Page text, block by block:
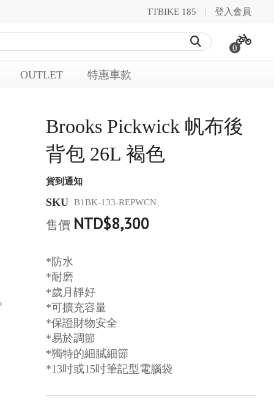
TTBIKE 185 登入會員
0
OUTLET 特惠車款
Brooks Pickwick 帆布後
背包 26L 褐色
貨到通知
SKU B1BK-133-REPWCN
售價 NTD$8,300
*防水
*耐磨
*歲月靜好
*可擴充容量
*保證財物安全
*易於調節
*獨特的細膩細節
*13吋或15吋筆記型電腦袋